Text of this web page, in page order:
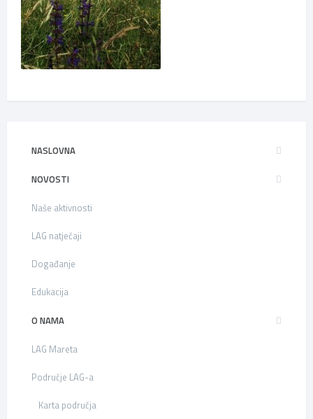
NASLOVNA
NOVOSTI
Naše aktivnosti
LAG natječaji
Događanje
Edukacija
O NAMA
LAG Mareta
Područje LAG-a
Karta područja